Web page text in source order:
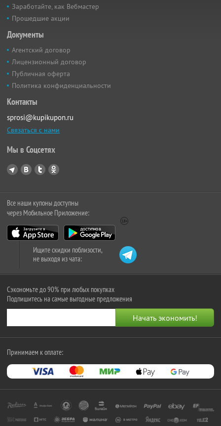
Заработайте, как Вебмастер
Прошедшие акции
Документы
Агентский договор
Лицензионный договор
Публичная оферта
Политика конфиденциальности
Контакты
sprosi@kupikupon.ru
Связаться с нами
Мы в Соцсетях
Все наши купоны доступны
через Мобильное Приложение:
Ищите скидки поблизости,
не выходя из чата:
Сэкономьте до 90% при любых покупках
Подпишитесь на самые выгодные предложения
Принимаем к оплате: